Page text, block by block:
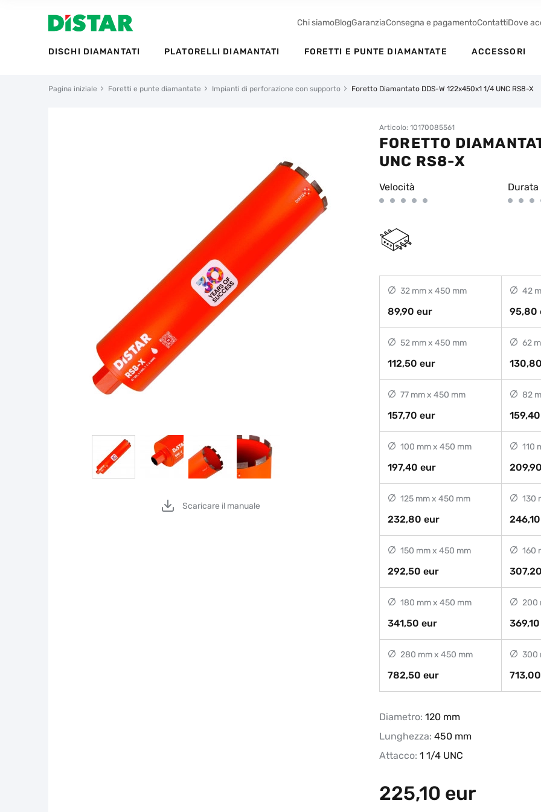
Chi siamoBlogGaranziaConsegna e pagamentoContattiDove
DISCHI DIAMANTATI PLATORELLI DIAMANTATI FORETTI E PUNTE DIAMANTATE ACCESSORI
Pagina iniziale Foretti e punte diamantate Impianti di perforazione con supporto Foretto Diamantato DDS-W 122x450x1 1/4 UNC RS8-X
Scaricare il manuale
Articolo: 10170085561
FORETTO
UNC RS8-X
Velocità Durata
32 mm x 450 mm
89,90 eur
42
95,80
52 mm x 450 mm
112,50 eur
62
77 mm x 450 mm
157,70 eur
82
100 mm x 450 mm
197,40 eur
110
125 mm x 450 mm
232,80 eur
130
150 mm x 450 mm
292,50 eur
160
180 mm x 450 mm
341,50 eur
200
280 mm x 450 mm
782,50 eur
300
Diametro: 120 mm
Lunghezza: 450 mm
Attacco: 1 1/4 UNC
225,10 eur